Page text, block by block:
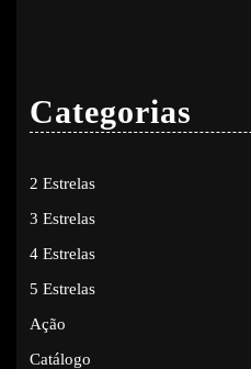
Categorias
2 Estrelas
3 Estrelas
4 Estrelas
5 Estrelas
Ação
Catálogo